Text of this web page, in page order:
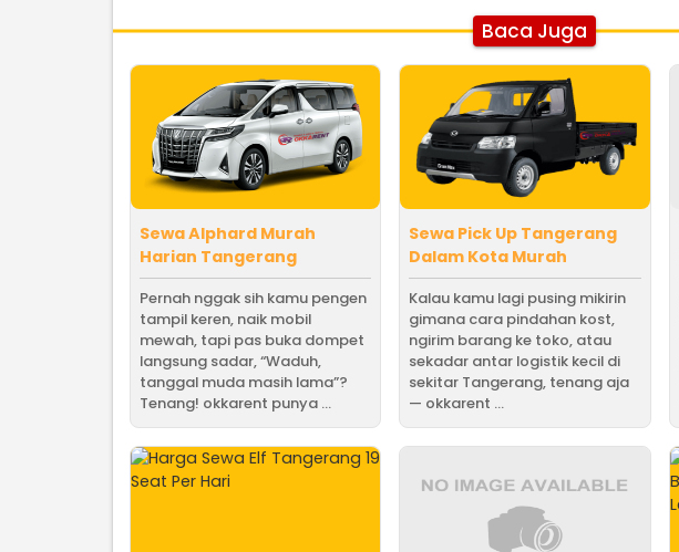
Baca Juga
Sewa Alphard Murah
Harian Tangerang
Pernah nggak sih kamu pengen
tampil keren, naik mobil
mewah, tapi pas buka dompet
langsung sadar, “Waduh,
tanggal muda masih lama”?
Tenang! okkarent punya ...
Sewa Pick Up Tangerang
Dalam Kota Murah
Kalau kamu lagi pusing mikirin
gimana cara pindahan kost,
ngirim barang ke toko, atau
sekadar antar logistik kecil di
sekitar Tangerang, tenang aja
— okkarent ...